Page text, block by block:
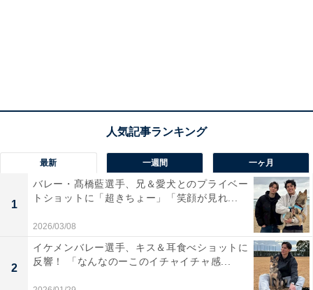
最新 一週間 一ヶ月
1
バレー・髙橋藍選手、兄＆愛犬とのプライベー
トショットに「超きちょー」「笑顔が見れ...
2026/03/08
2
イケメンバレー選手、キス＆耳食べショットに
反響！ 「なんなのーこのイチャイチャ感...